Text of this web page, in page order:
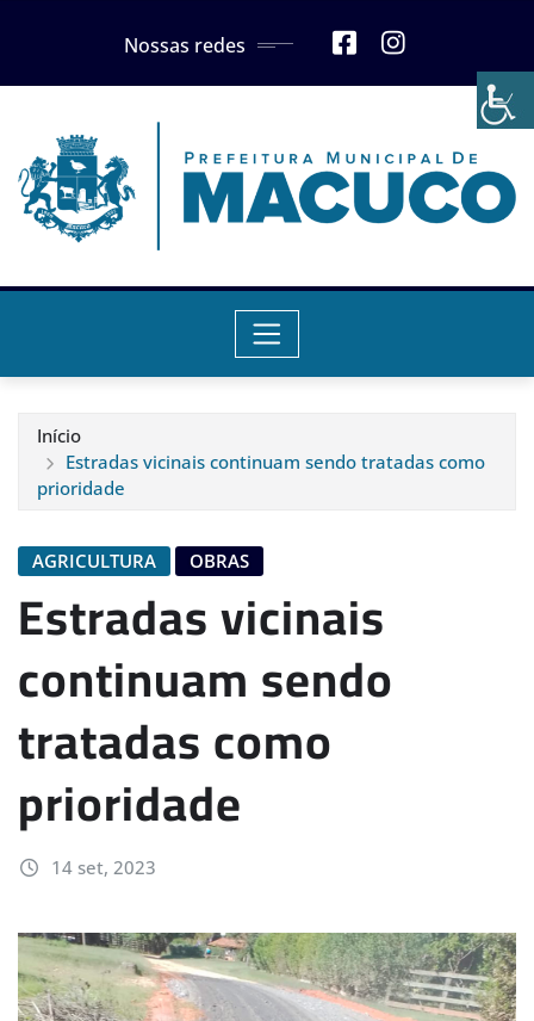
Nossas redes
Início
Estradas vicinais continuam sendo tratadas como
prioridade
AGRICULTURA OBRAS
Estradas vicinais
continuam sendo
tratadas como
prioridade
14 set, 2023